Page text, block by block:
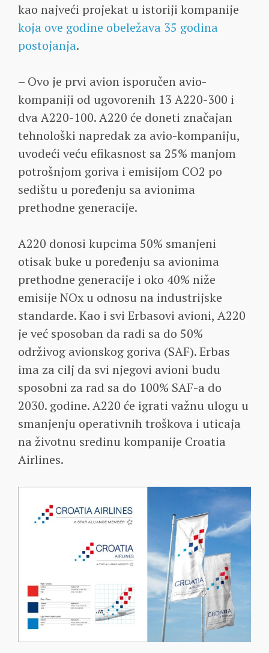
kao najveći projekat u istoriji kompanije
koja ove godine obeležava 35 godina
postojanja.
– Ovo je prvi avion isporučen avio-
kompaniji od ugovorenih 13 A220-300 i
dva A220-100. A220 će doneti značajan
tehnološki napredak za avio-kompaniju,
uvodeći veću efikasnost sa 25% manjom
potrošnjom goriva i emisijom CO2 po
sedištu u poređenju sa avionima
prethodne generacije.
A220 donosi kupcima 50% smanjeni
otisak buke u poređenju sa avionima
prethodne generacije i oko 40% niže
emisije NOx u odnosu na industrijske
standarde. Kao i svi Erbasovi avioni, A220
je već sposoban da radi sa do 50%
održivog avionskog goriva (SAF). Erbas
ima za cilj da svi njegovi avioni budu
sposobni za rad sa do 100% SAF-a do
2030. godine. A220 će igrati važnu ulogu u
smanjenju operativnih troškova i uticaja
na životnu sredinu kompanije Croatia
Airlines.